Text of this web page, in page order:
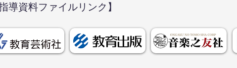
指導資料ファイルリンク】